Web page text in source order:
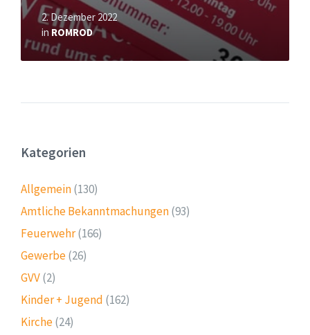
2. Dezember 2022
in ROMROD
Kategorien
Allgemein(130)
Amtliche Bekanntmachungen(93)
Feuerwehr(166)
Gewerbe(26)
GVV(2)
Kinder + Jugend (162)
Kirche(24)